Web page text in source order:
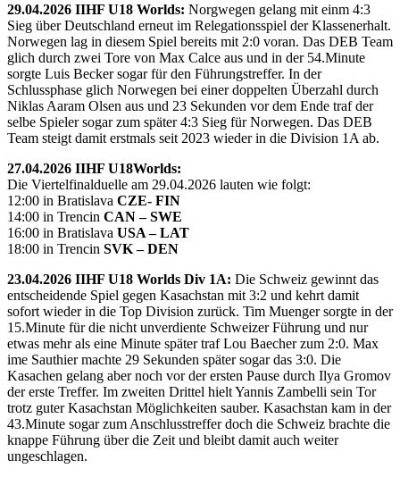
29.04.2026 IIHF U18 Worlds: Norgwegen gelang mit einm 4:3
Sieg über Deutschland erneut im Relegationsspiel der Klassenerhalt.
Norwegen lag in diesem Spiel bereits mit 2:0 voran. Das DEB Team
glich durch zwei Tore von Max Calce aus und in der 54.Minute
sorgte Luis Becker sogar für den Führungstreffer. In der
Schlussphase glich Norwegen bei einer doppelten Überzahl durch
Niklas Aaram Olsen aus und 23 Sekunden vor dem Ende traf der
selbe Spieler sogar zum später 4:3 Sieg für Norwegen. Das DEB
Team steigt damit erstmals seit 2023 wieder in die Division 1A ab.
27.04.2026 IIHF U18Worlds:
Die Viertelfinalduelle am 29.04.2026 lauten wie folgt:
12:00 in Bratislava CZE- FIN
14:00 in Trencin CAN – SWE
16:00 in Bratislava USA – LAT
18:00 in Trencin SVK – DEN
23.04.2026 IIHF U18 Worlds Div 1A: Die Schweiz gewinnt das
entscheidende Spiel gegen Kasachstan mit 3:2 und kehrt damit
sofort wieder in die Top Division zurück. Tim Muenger sorgte in der
15.Minute für die nicht unverdiente Schweizer Führung und nur
etwas mehr als eine Minute später traf Lou Baecher zum 2:0. Max
ime Sauthier machte 29 Sekunden später sogar das 3:0. Die
Kasachen gelang aber noch vor der ersten Pause durch Ilya Gromov
der erste Treffer. Im zweiten Drittel hielt Yannis Zambelli sein Tor
trotz guter Kasachstan Möglichkeiten sauber. Kasachstan kam in der
43.Minute sogar zum Anschlusstreffer doch die Schweiz brachte die
knappe Führung über die Zeit und bleibt damit auch weiter
ungeschlagen.